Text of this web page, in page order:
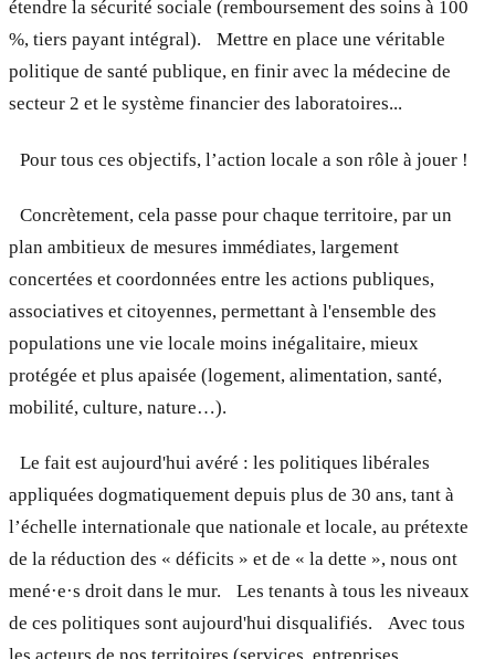
étendre la sécurité sociale (remboursement des soins à 100
%, tiers payant intégral). Mettre en place une véritable
politique de santé publique, en finir avec la médecine de
secteur 2 et le système financier des laboratoires...
Pour tous ces objectifs, l’action locale a son rôle à jouer !
Concrètement, cela passe pour chaque territoire, par un
plan ambitieux de mesures immédiates, largement
concertées et coordonnées entre les actions publiques,
associatives et citoyennes, permettant à l'ensemble des
populations une vie locale moins inégalitaire, mieux
protégée et plus apaisée (logement, alimentation, santé,
mobilité, culture, nature…).
Le fait est aujourd'hui avéré : les politiques libérales
appliquées dogmatiquement depuis plus de 30 ans, tant à
l’échelle internationale que nationale et locale, au prétexte
de la réduction des « déficits » et de « la dette », nous ont
mené·e·s droit dans le mur. Les tenants à tous les niveaux
de ces politiques sont aujourd'hui disqualifiés. Avec tous